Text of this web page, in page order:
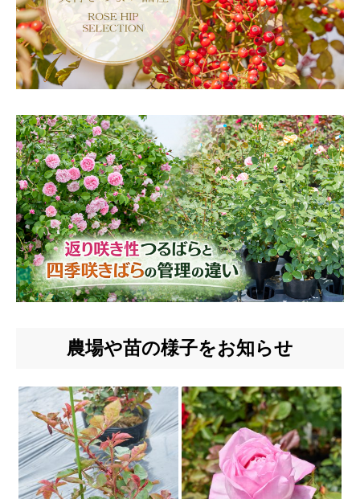
農場や苗の様子をお知らせ